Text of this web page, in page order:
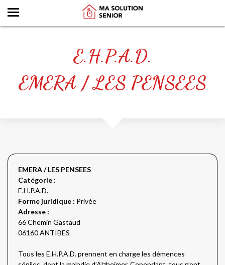
E.H.P.A.D.
EMERA / LES PENSEES
EMERA / LES PENSEES
Catégorie :
E.H.P.A.D.
Forme juridique : Privée
Adresse :
66 Chemin Gastaud
06160 ANTIBES
Tous les E.H.P.A.D. prennent en charge les démences